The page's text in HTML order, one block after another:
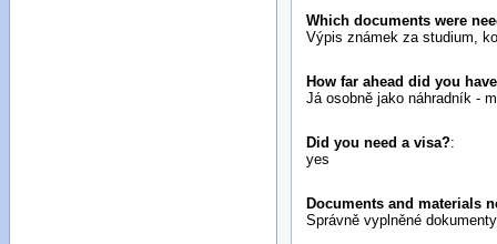
Which documents were
Výpis známek za studium,
How far ahead did you
Já osobně jako náhradník -
Did you need a visa?:
yes
Documents and materials
Správně vyplněné